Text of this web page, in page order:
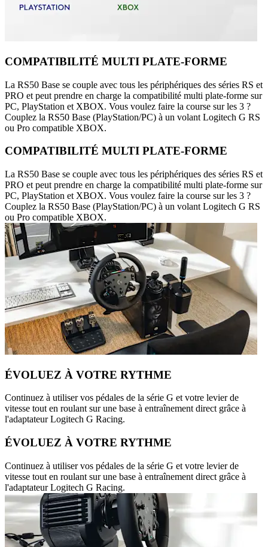
COMPATIBILITÉ MULTI PLATE-FORME
La RS50 Base se couple avec tous les périphériques des séries RS et
PRO et peut prendre en charge la compatibilité multi plate-forme sur
PC, PlayStation et XBOX. Vous voulez faire la course sur les 3 ?
Couplez la RS50 Base (PlayStation/PC) à un volant Logitech G RS
ou Pro compatible XBOX.
COMPATIBILITÉ MULTI PLATE-FORME
La RS50 Base se couple avec tous les périphériques des séries RS et
PRO et peut prendre en charge la compatibilité multi plate-forme sur
PC, PlayStation et XBOX. Vous voulez faire la course sur les 3 ?
Couplez la RS50 Base (PlayStation/PC) à un volant Logitech G RS
ou Pro compatible XBOX.
ÉVOLUEZ À VOTRE RYTHME
Continuez à utiliser vos pédales de la série G et votre levier de
vitesse tout en roulant sur une base à entraînement direct grâce à
l'adaptateur Logitech G Racing.
ÉVOLUEZ À VOTRE RYTHME
Continuez à utiliser vos pédales de la série G et votre levier de
vitesse tout en roulant sur une base à entraînement direct grâce à
l'adaptateur Logitech G Racing.